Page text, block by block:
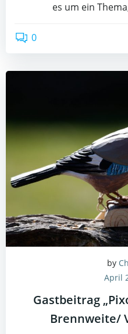
es um ein
0
by
April
Gastbeitrag
Brennweite/